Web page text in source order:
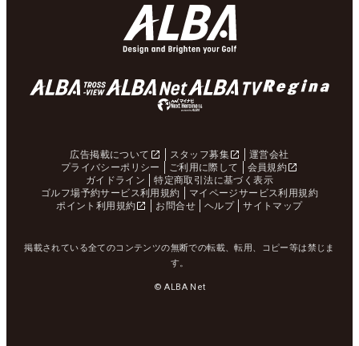
広告掲載について スタッフ募集
運営会社
プライバシーポリシー
ご利用に際して
会員規約
ガイドライン
特定商取引法に基づく表示
ゴルフ場予約サービス利用規約
マイページサービス利用規約
ポイント利用規約
お問合せ ヘルプ サイトマップ
掲載されている全てのコンテンツの無断での転載、転用、コピー等は禁じま
す。
© ALBA Net